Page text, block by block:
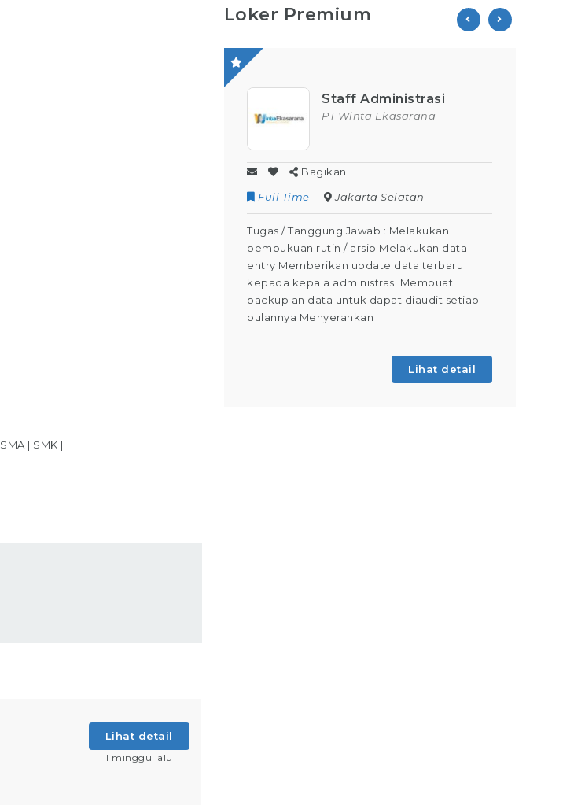
SMA | SMK |
Lihat detail
1 minggu lalu
Loker Premium
Staff Administrasi
PT Winta Ekasarana
Bagikan
Full Time
Jakarta Selatan
Tugas / Tanggung Jawab : Melakukan
pembukuan rutin / arsip Melakukan data
entry Memberikan update data terbaru
kepada kepala administrasi Membuat
backup an data untuk dapat diaudit setiap
bulannya Menyerahkan
Lihat detail